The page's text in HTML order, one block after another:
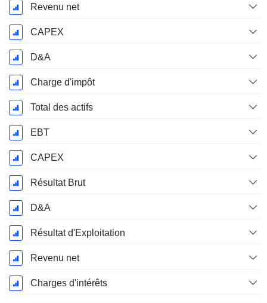
Revenu net
CAPEX
D&A
Charge d'impôt
Total des actifs
EBT
CAPEX
Résultat Brut
D&A
Résultat d'Exploitation
Revenu net
Charges d'intérêts